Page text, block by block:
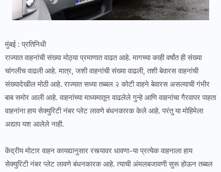
मुंबई : प्रतिनिधी
राज्यात वाहनांची संख्या मोठ्या प्रमाणात वाढत आहे. मागच्या काही वर्षांत ही संख्या
चांगलीच वाढली आहे. मात्र, जशी वाहनांची संख्या वाढली, तशी बेवारस वाहनांची
संख्यादेखील मोठी आहे. राज्यात सध्या तब्बल २ कोटी वाहने बेवारस असल्याची गंभीर
बाब समोर आली आहे. वाहनांच्या माध्यमातून वाढलेले गुन्हे आणि वाहनांचा गैरवापर पाहता
वाहनांना हाय सेक्युरिटी नंबर प्लेट लावणे बंधनकारक केले आहे. परंतु या मोहिमेला
अद्याप यश आलेले नाही.
केंद्रीय मोटार वाहन कायद्यानुसार रस्त्यावर धावणा-या प्रत्येक वाहनाला हाय
सेक्युरिटी नंबर प्लेट लावणे बंधनकारक आहे. त्याची अंमलबजावणी सुरू होऊन तब्बल